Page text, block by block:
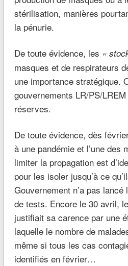
stérilisation, manières
la pénurie.
De toute évidence, les «
masques et de respirateurs
une importance stratégique.
gouvernements LR/PS/
réserves.
De toute évidence, dès
à une pandémie et l’une des
limiter la propagation est
pour les isoler jusqu’à ce
Gouvernement n’a pas
de tests. Encore le 30 avril,
justifiait sa carence par une
laquelle le nombre de
même si tous les cas
identifiés en février…